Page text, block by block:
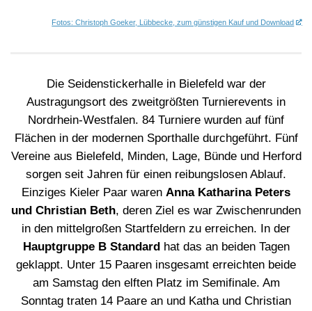
Fotos: Christoph Goeker, Lübbecke, zum günstigen Kauf und Download
Die Seidenstickerhalle in Bielefeld war der
Austragungsort des zweitgrößten Turnierevents in
Nordrhein-Westfalen. 84 Turniere wurden auf fünf
Flächen in der modernen Sporthalle durchgeführt. Fünf
Vereine aus Bielefeld, Minden, Lage, Bünde und Herford
sorgen seit Jahren für einen reibungslosen Ablauf.
Einziges Kieler Paar waren Anna Katharina Peters
und Christian Beth, deren Ziel es war Zwischenrunden
in den mittelgroßen Startfeldern zu erreichen. In der
Hauptgruppe B Standardhat das an beiden Tagen
geklappt. Unter 15 Paaren insgesamt erreichten beide
am Samstag den elften Platz im Semifinale. Am
Sonntag traten 14 Paare an und Katha und Christian